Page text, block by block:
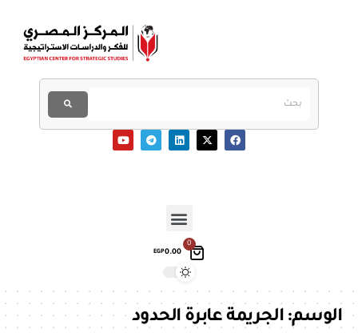
0
EGP0.00
الوسم:الجريمة عابرة الحدود